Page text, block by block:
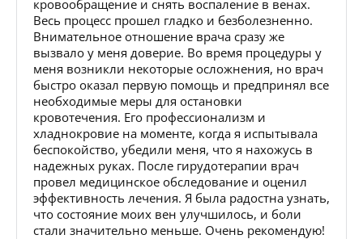
кровообращение и снять воспаление в венах.
Весь процесс прошел гладко и безболезненно.
Внимательное отношение врача сразу же
вызвало у меня доверие. Во время процедуры у
меня возникли некоторые осложнения, но врач
быстро оказал первую помощь и предпринял все
необходимые меры для остановки
кровотечения. Его профессионализм и
хладнокровие на моменте, когда я испытывала
беспокойство, убедили меня, что я нахожусь в
надежных руках. После гирудотерапии врач
провел медицинское обследование и оценил
эффективность лечения. Я была радостна узнать,
что состояние моих вен улучшилось, и боли
стали значительно меньше. Очень рекомендую!